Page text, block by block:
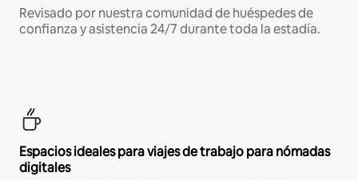
Revisado por nuestra comunidad de huéspedes de
confianza y asistencia 24/7 durante toda la estadía.
Espacios ideales para viajes de trabajo para nómadas
digitales